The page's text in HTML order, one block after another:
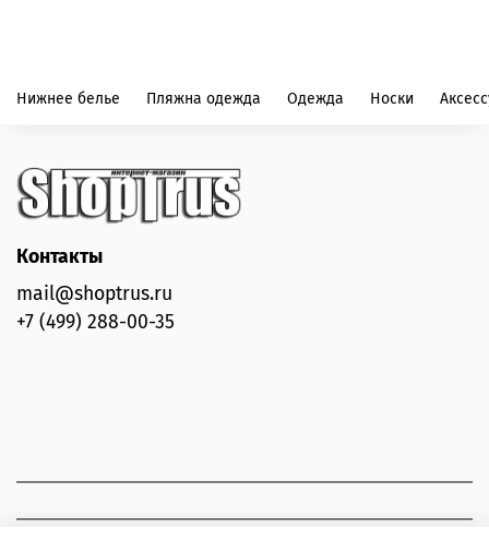
Нижнее белье Пляжна одежда Одежда Носки
Контакты
mail@shoptrus.ru
+7 (499) 288-00-35